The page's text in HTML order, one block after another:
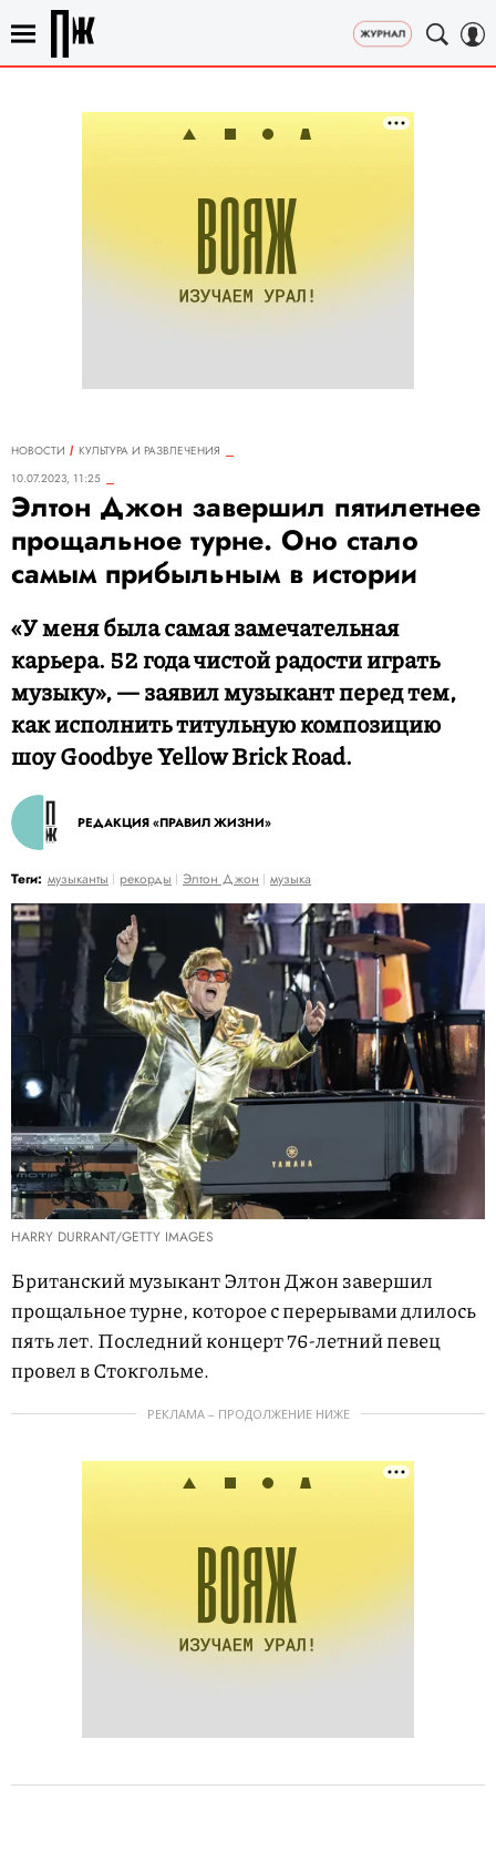
НОВОСТИ
КУЛЬТУРА И РАЗВЛЕЧЕНИЯ
10.07.2023, 11:25
Элтон Джон завершил пятилетнее
прощальное турне. Оно стало
самым прибыльным в истории
«У меня была самая замечательная
карьера. 52 года чистой радости играть
музыку», — заявил музыкант перед тем,
как исполнить титульную композицию
шоу Goodbye Yellow Brick Road.
РЕДАКЦИЯ «ПРАВИЛ ЖИЗНИ»
Теги: музыканты рекорды Элтон Джон музыка
HARRY DURRANT/GETTY IMAGES
Британский музыкант Элтон Джон завершил
прощальное турне, которое с перерывами длилось
пять лет. Последний концерт 76-летний певец
провел в Стокгольме.
РЕКЛАМА – ПРОДОЛЖЕНИЕ НИЖЕ